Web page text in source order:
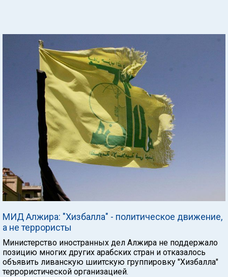
МИД Алжира: "Хизбалла" - политическое движение,
а не террористы
Министерство иностранных дел Алжира не поддержало
позицию многих других арабских стран и отказалось
объявить ливанскую шиитскую группировку "Хизбалла"
террористической организацией.